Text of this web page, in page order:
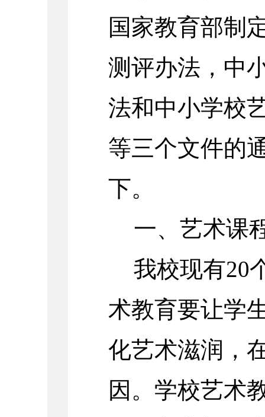
国家教育部制
测评办法，中
法和中小学校
等三个文件的
下。
一、艺术课
我校现有20
术教育要让学
化艺术滋润，
因。学校艺术